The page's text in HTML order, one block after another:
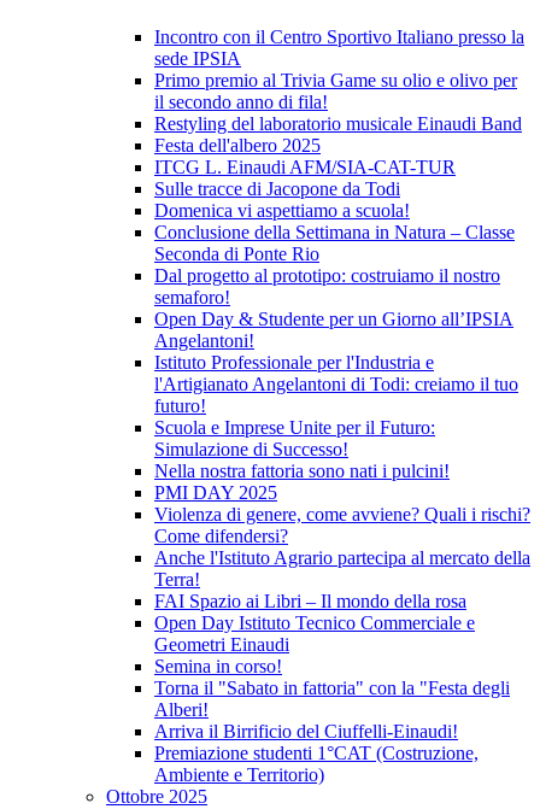
Incontro con il Centro Sportivo Italiano presso la
sede IPSIA
Primo premio al Trivia Game su olio e olivo per
il secondo anno di fila!
Restyling del laboratorio musicale Einaudi Band
Festa dell'albero 2025
ITCG L. Einaudi AFM/SIA-CAT-TUR
Sulle tracce di Jacopone da Todi
Domenica vi aspettiamo a scuola!
Conclusione della Settimana in Natura – Classe
Seconda di Ponte Rio
Dal progetto al prototipo: costruiamo il nostro
semaforo!
Open Day & Studente per un Giorno all’IPSIA
Angelantoni!
Istituto Professionale per l'Industria e
l'Artigianato Angelantoni di Todi: creiamo il tuo
futuro!
Scuola e Imprese Unite per il Futuro:
Simulazione di Successo!
Nella nostra fattoria sono nati i pulcini!
PMI DAY 2025
Violenza di genere, come avviene? Quali i rischi?
Come difendersi?
Anche l'Istituto Agrario partecipa al mercato della
Terra!
FAI Spazio ai Libri – Il mondo della rosa
Open Day Istituto Tecnico Commerciale e
Geometri Einaudi
Semina in corso!
Torna il "Sabato in fattoria" con la "Festa degli
Alberi!
Arriva il Birrificio del Ciuffelli-Einaudi!
Premiazione studenti 1°CAT (Costruzione,
Ambiente e Territorio)
Ottobre 2025